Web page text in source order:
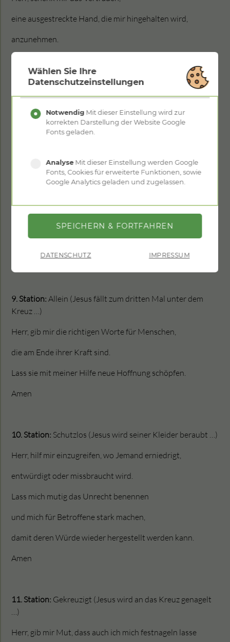
eine ausgestreckte Hand, die mir hingehalten wird,
anzunehmen.
hilfebedürftige Menschen zu unterstützen
Amen
Herr, lass mich nicht wegsehen,
Hilf mir, das Leid und die Tränen mit auszuhalten
und mit ihnen und für sie zu beten.
9. Station: Allein (Jesus fällt zum dritten Mal unter dem
Kreuz …)
Herr, gib mir die richtigen Worte für Menschen,
die am Ende ihrer Kraft sind.
Lass sie mit meiner Hilfe neue Hoffnung schöpfen.
Amen
10. Station: Schutzlos (Jesus wird seiner Kleider beraubt …)
Herr, hilf mir einzugreifen, wo Jemand erniedrigt,
entwürdigt oder missbraucht wird.
Lass mich mutig das Unrecht benennen
und mich für Betroffene stark machen,
damit deren Würde wieder hergestellt werden kann.
Amen
11. Station: Gekreuzigt (Jesus wird an das Kreuz genagelt
…)
Herr, gib mir Mut, dass auch ich mich festnageln lasse
Wählen Sie Ihre
Datenschutzeinstellungen
Notwendig Mit dieser Einstellung wird zur
korrekten Darstellung der Website Google
Fonts geladen.
Analyse Mit dieser Einstellung werden Google
Fonts, Cookies für erweiterte Funktionen, sowie
Google Analytics geladen und zugelassen.
DATENSCHUTZ IMPRESSUM